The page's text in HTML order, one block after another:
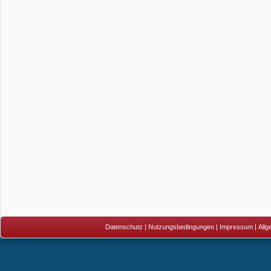
Datenschutz | Nutzungsbedingungen | Impressum |